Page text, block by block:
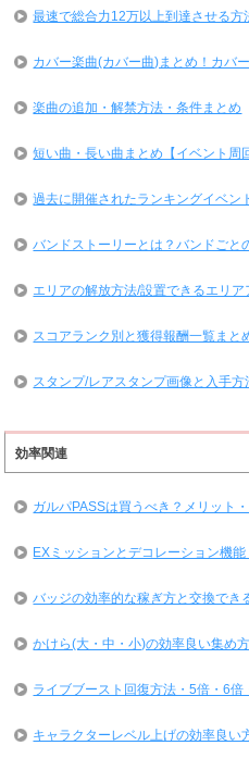
最速で総合力12万以上到達させる
カバー楽曲(カバー曲)まとめ！カバ
楽曲の追加・解禁方法・条件まとめ
短い曲・長い曲まとめ【イベント周
過去に開催されたランキングイベン
バンドストーリーとは？バンドごと
エリアの解放方法/設置できるエリア
スコアランク別と獲得報酬一覧まと
スタンプ/レアスタンプ画像と入手方
効率関連
ガルパPASSは買うべき？メリット
EXミッションとデコレーション機
バッジの効率的な稼ぎ方と交換でき
かけら(大・中・小)の効率良い集め
ライブブースト回復方法・5倍・6
キャラクターレベル上げの効率良い